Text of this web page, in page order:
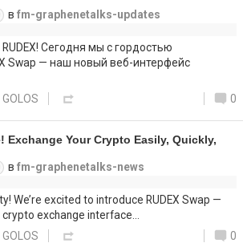
в fm-graphenetalks-updates
Сегодня мы с гордостью
Swap — наш новый веб-интерфейс
0
Exchange Your Crypto Easily, Quickly,
в fm-graphenetalks-news
We’re excited to introduce RUDEX Swap —
exchange interface…
0